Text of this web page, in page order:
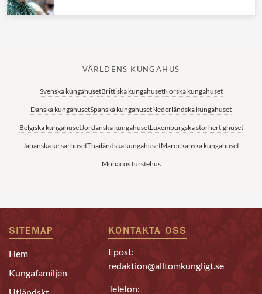
VÄRLDENS KUNGAHUS
Svenska kungahusetBrittiska kungahusetNorska kungahuset
Danska kungahusetSpanska kungahusetNederländska kungahuset
Belgiska kungahusetJordanska kungahusetLuxemburgska storhertighuset
Japanska kejsarhusetThailändska kungahusetMarockanska kungahuset
Monacos furstehus
SITEMAP
Hem
Kungafamiljen
KONTAKTA OSS
Epost:
redaktion@alltomkungligt.se
Telefon: